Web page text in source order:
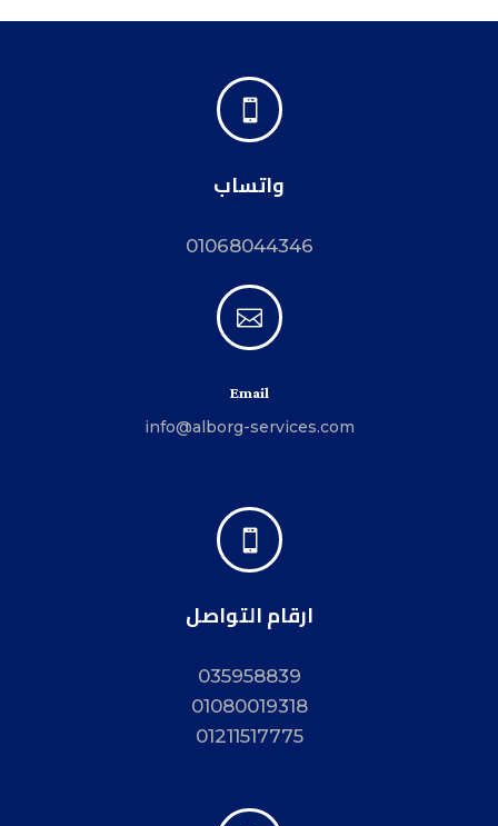

واتساب
01068044346

Email
info@alborg-services.com

ارقام التواصل
035958839
01080019318
01211517775